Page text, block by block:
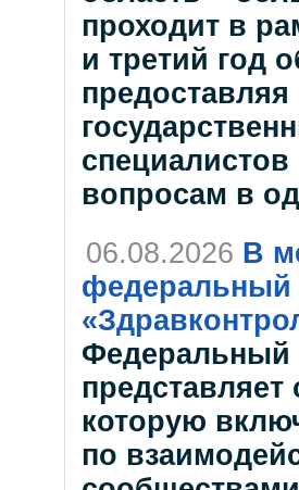
проходит в
и третий год
вопросам в
06.08.2026 В
федеральный
Федеральный
которую
по